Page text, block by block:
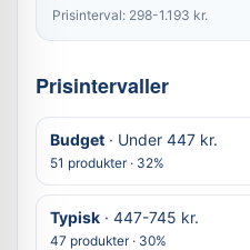
Prisinterval: 298-1.193 kr.
Prisintervaller
Budget · Under 447 kr.
51 produkter · 32%
Typisk · 447-745 kr.
47 produkter · 30%